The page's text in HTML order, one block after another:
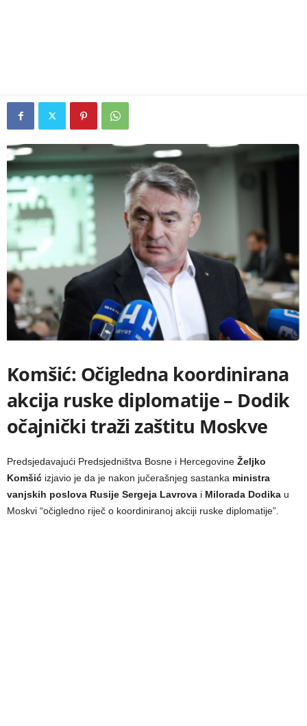
Komšić: Očigledna koordinirana
akcija ruske diplomatije – Dodik
očajnički traži zaštitu Moskve
Predsjedavajući Predsjedništva Bosne i Hercegovine Željko
Komšić izjavio je da je nakon jučerašnjeg sastanka ministra
vanjskih poslova Rusije Sergeja Lavrova i Milorada Dodika u
Moskvi “očigledno riječ o koordiniranoj akciji ruske diplomatije”.